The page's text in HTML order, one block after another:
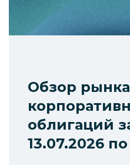
Обзор рынка
облигаций
13.07.2026